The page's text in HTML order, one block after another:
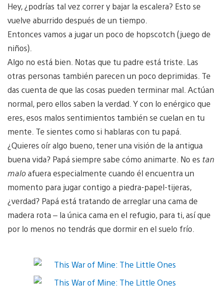
Hey, ¿podrías tal vez correr y bajar la escalera? Esto se
vuelve aburrido después de un tiempo.
Entonces vamos a jugar un poco de hopscotch (juego de
niños).
Algo no está bien. Notas que tu padre está triste. Las
otras personas también parecen un poco deprimidas. Te
das cuenta de que las cosas pueden terminar mal. Actúan
normal, pero ellos saben la verdad. Y con lo enérgico que
eres, esos malos sentimientos también se cuelan en tu
mente. Te sientes como si hablaras con tu papá.
¿Quieres oír algo bueno, tener una visión de la antigua
buena vida? Papá siempre sabe cómo animarte. No es tan
maloafuera especialmente cuando él encuentra un
momento para jugar contigo a piedra-papel-tijeras,
¿verdad? Papá está tratando de arreglar una cama de
madera rota – la única cama en el refugio, para ti, así que
por lo menos no tendrás que dormir en el suelo frío.